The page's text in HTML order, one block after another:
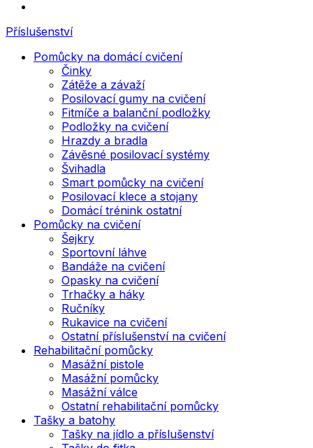
Příslušenství
Pomůcky na domácí cvičení
Činky
Zátěže a závaží
Posilovací gumy na cvičení
Fitmíče a balanční podložky
Podložky na cvičení
Hrazdy a bradla
Závěsné posilovací systémy
Švihadla
Smart pomůcky na cvičení
Posilovací klece a stojany
Domácí trénink ostatní
Pomůcky na cvičení
Šejkry
Sportovní láhve
Bandáže na cvičení
Opasky na cvičení
Trhačky a háky
Ručníky
Rukavice na cvičení
Ostatní příslušenství na cvičení
Rehabilitační pomůcky
Masážní pistole
Masážní pomůcky
Masážní válce
Ostatní rehabilitační pomůcky
Tašky a batohy
Tašky na jídlo a příslušenství